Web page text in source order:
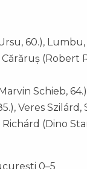
60.),
(Robert
Schieb,
Veres
(Dino
0–5